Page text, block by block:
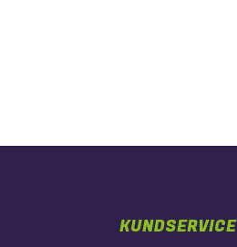
KUNDSERVICE